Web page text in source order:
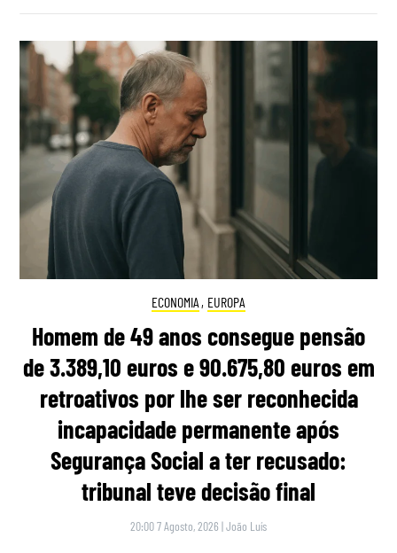
ECONOMIA , EUROPA
Homem de 49 anos consegue pensão
de 3.389,10 euros e 90.675,80 euros em
retroativos por lhe ser reconhecida
incapacidade permanente após
Segurança Social a ter recusado:
tribunal teve decisão final
20:00 7 Agosto, 2026 |João Luís